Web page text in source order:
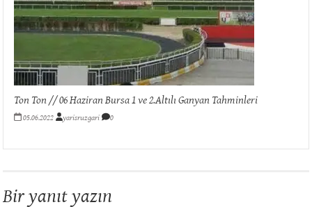
Ton Ton // 06 Haziran Bursa 1 ve 2.Altılı Ganyan Tahminleri
05.06.2022 yarisruzgari 0
Bir yanıt yazın